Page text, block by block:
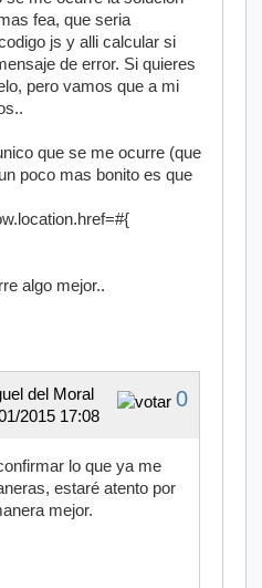
fea, que seria
js y alli calcular si
de error. Si quieres
pero vamos que a mi
que se me ocurre (que
poco mas bonito es que
algo mejor..
0
del Moral
2015 17:08
lo que ya me
estaré atento por
mejor.